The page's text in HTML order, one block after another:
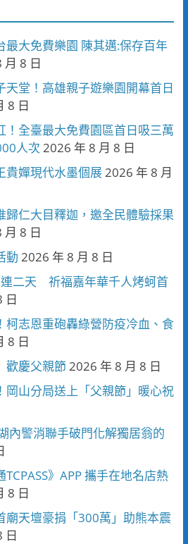
最大免費樂園 陳其邁:保存百年
月 8 日
天堂！高雄親子遊樂園開幕首日
8 日
！全臺最大免費園區首日吸三萬
人次 2026 年 8 月 8 日
嬋現代水墨個展2026 年 8 月
歸仁大目釋迦，邀全民體驗採果
月 8 日
動 2026 年 8 月 8 日
二天 祈福嘉年華千人烤蚵首
日
柯志恩重砲轟綠營防疫冷血、食
8 日
慶父親節2026 年 8 月 8 日
岡山分局送上「父親節」暖心祝
內警消聯手破門化解獨居翁的
》APP 攜手在地名店熱
8 日
廟天壇豪捐「300萬」助熊本震
日